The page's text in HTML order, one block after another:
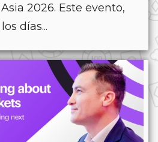
2026. Este evento,
días...